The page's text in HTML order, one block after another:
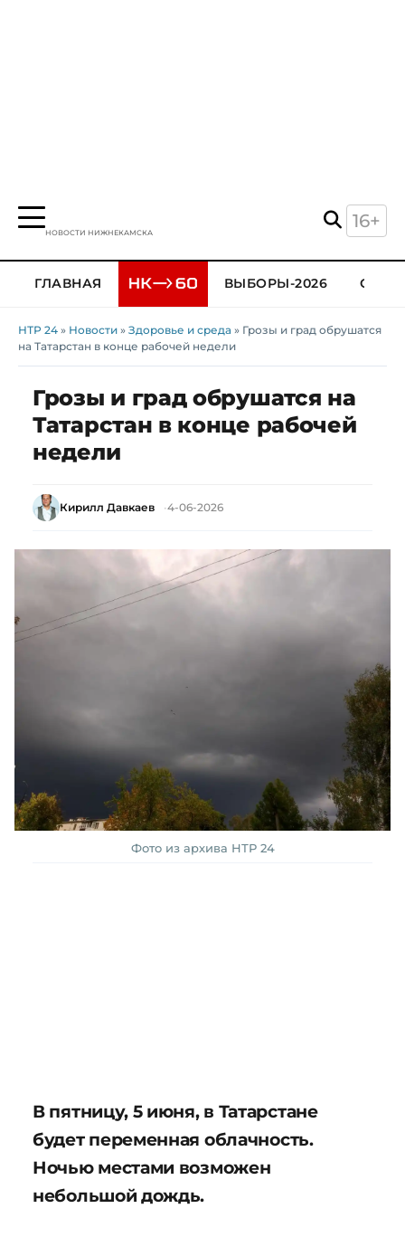
НОВОСТИ НИЖНЕКАМСКА
16+
ГЛАВНАЯ ВЫБОРЫ-2026
НТР 24 » Новости » Здоровье и среда » Грозы и град обрушатся
на Татарстан в конце рабочей недели
Грозы и град обрушатся на
Татарстан в конце рабочей
недели
Кирилл Давкаев 4-06-2026
Фото из архива НТР 24
В пятницу, 5 июня, в Татарстане
будет переменная облачность.
Ночью местами возможен
небольшой дождь.